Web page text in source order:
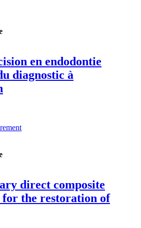
en endodontie
diagnostic à
direct composite
for the restoration of